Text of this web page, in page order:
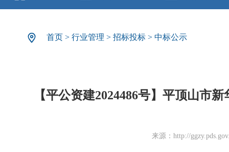
首页 > 行业管理 > 招标投标 > 中标公示
【平公资建2024486号】平顶山市
来源：http://